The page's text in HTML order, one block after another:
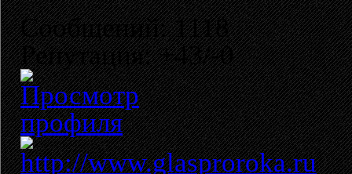
Сообщений: 1118
Репутация: +43/-0